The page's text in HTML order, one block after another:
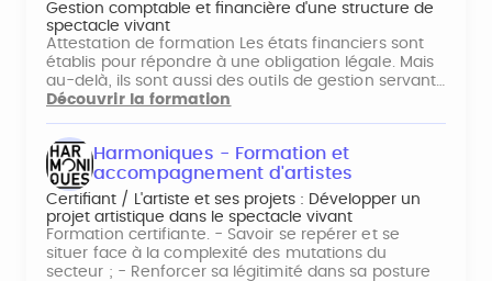
Gestion comptable et financière d'une structure de
spectacle vivant
Attestation de formation Les états financiers sont
établis pour répondre à une obligation légale. Mais
au-delà, ils sont aussi des outils de gestion servant…
Découvrir la formation
Harmoniques - Formation et
accompagnement d'artistes
Certifiant / L'artiste et ses projets : Développer un
projet artistique dans le spectacle vivant
Formation certifiante. - Savoir se repérer et se
situer face à la complexité des mutations du
secteur ; - Renforcer sa légitimité dans sa posture